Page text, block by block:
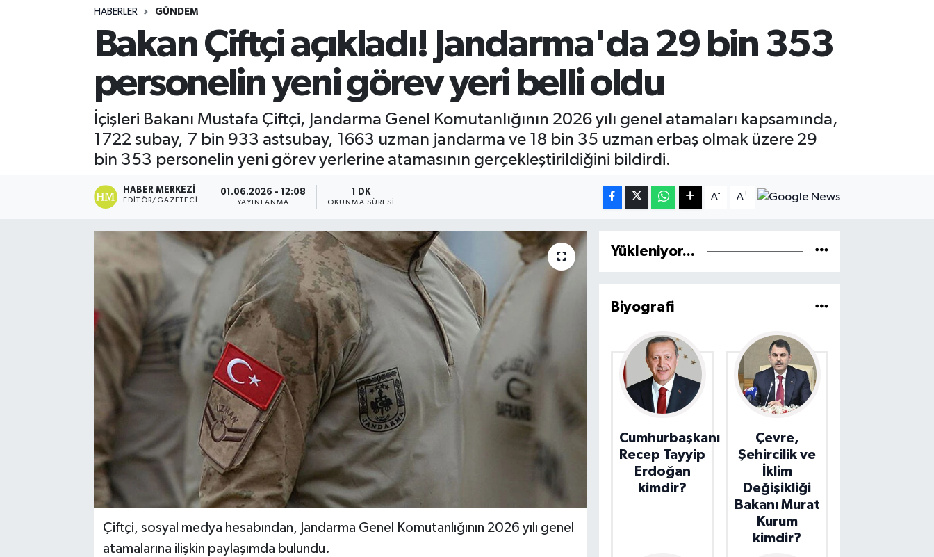
HABERLER GÜNDEM
Bakan Çiftçi açıkladı! Jandarma'da 29 bin 353
personelin yeni görev yeri belli oldu
İçişleri Bakanı Mustafa Çiftçi, Jandarma Genel Komutanlığının 2026 yılı genel atamaları kapsamında,
1722 subay, 7 bin 933 astsubay, 1663 uzman jandarma ve 18 bin 35 uzman erbaş olmak üzere 29
bin 353 personelin yeni görev yerlerine atamasının gerçekleştirildiğini bildirdi.
HABER MERKEZI
EDITÖR/GAZETECI
01.06.2026 - 12:08
YAYINLANMA
1 DK
OKUNMA SÜRESI
A- A+
Çiftçi, sosyal medya hesabından, Jandarma Genel Komutanlığının 2026 yılı genel
atamalarına ilişkin paylaşımda bulundu.
Yükleniyor...
Biyografi
Cumhurbaşkanı
Recep Tayyip
Erdoğan
kimdir?
Çevre,
Şehircilik ve
İklim
Değişikliği
Bakanı Murat
Kurum
kimdir?
Kültür - Sanat
Lider Haber TV Canlı Yayın izle